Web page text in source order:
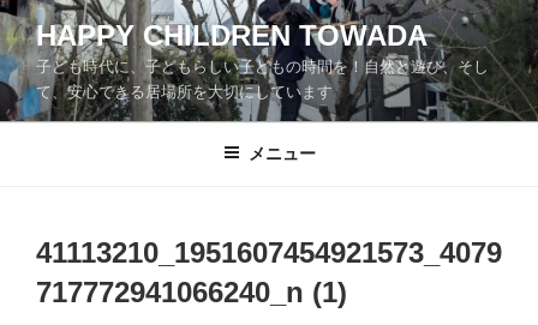
コ
ン
テ
ン
ツ
HAPPY CHILDREN TOWADA
子ども時代に、子どもらしい子どもの時間を！自然と遊び、そし
て、安心できる居場所を大切にしています
メニュー
41113210_1951607454921573_4079
717772941066240_n (1)